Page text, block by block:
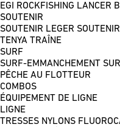
EGI
ROCKFISHING LANCER
SOUTENIR
SOUTENIR LEGER
TENYA TRAÎNE
SURF
SURF-EMMANCHEMENT
PÊCHE AU FLOTTEUR
COMBOS
ÉQUIPEMENT DE LIGNE
LIGNE
TRESSES NYLONS